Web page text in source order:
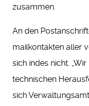
zusammen.
An den
mailkontakten aller
sich indes nicht.
technischen
sich